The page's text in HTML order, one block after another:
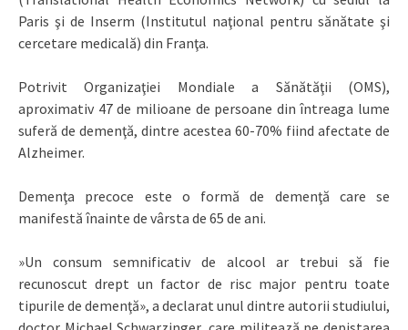
Paris şi de Inserm (Institutul naţional pentru sănătate şi
cercetare medicală) din Franţa.
Potrivit Organizaţiei Mondiale a Sănătăţii (OMS),
aproximativ 47 de milioane de persoane din întreaga lume
suferă de demenţă, dintre acestea 60-70% fiind afectate de
Alzheimer.
Demenţa precoce este o formă de demenţă care se
manifestă înainte de vârsta de 65 de ani.
»Un consum semnificativ de alcool ar trebui să fie
recunoscut drept un factor de risc major pentru toate
tipurile de demenţă», a declarat unul dintre autorii studiului,